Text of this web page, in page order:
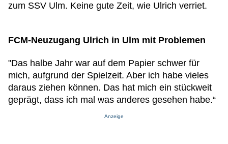
zum SSV Ulm. Keine gute Zeit, wie Ulrich verriet.
FCM-Neuzugang Ulrich in Ulm mit Problemen
"Das halbe Jahr war auf dem Papier schwer für
mich, aufgrund der Spielzeit. Aber ich habe vieles
daraus ziehen können. Das hat mich ein stückweit
geprägt, dass ich mal was anderes gesehen habe.“
Anzeige